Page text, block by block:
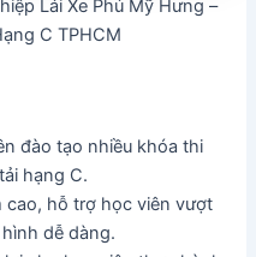
Lái Xe Phú Mỹ Hưng –
C TPHCM
đào tạo nhiều khóa thi
hạng C.
cao, hỗ trợ học viên vượt
dễ dàng.